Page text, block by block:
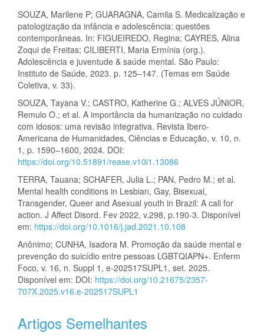
SOUZA, Marilene P; GUARAGNA, Camila S. Medicalização e
patologização da infância e adolescência: questões
contemporâneas. In: FIGUEIREDO, Regina; CAYRES, Alina
Zoqui de Freitas; CILIBERTI, Maria Ermínia (org.).
Adolescência e juventude & saúde mental. São Paulo:
Instituto de Saúde, 2023. p. 125–147. (Temas em Saúde
Coletiva, v. 33).
SOUZA, Tayana V.; CASTRO, Katherine G.; ALVES JÚNIOR,
Remulo O.; et al. A importância da humanização no cuidado
com idosos: uma revisão integrativa. Revista Ibero-
Americana de Humanidades, Ciências e Educação, v. 10, n.
1, p. 1590–1600, 2024. DOI:
https://doi.org/10.51891/rease.v10i1.13086
TERRA, Tauana; SCHAFER, Julia L.; PAN, Pedro M.; et al.
Mental health conditions in Lesbian, Gay, Bisexual,
Transgender, Queer and Asexual youth in Brazil: A call for
action. J Affect Disord. Fev 2022, v.298, p.190-3. Disponível
em: https://doi.org/10.1016/j.jad.2021.10.108
Anônimo; CUNHA, Isadora M. Promoção da saúde mental e
prevenção do suicídio entre pessoas LGBTQIAPN+. Enferm
Foco, v. 16, n. Suppl 1, e-202517SUPL1, set. 2025.
Disponível em: DOI: https://doi.org/10.21675/2357-
707X.2025.v16.e-202517SUPL1
Artigos Semelhantes